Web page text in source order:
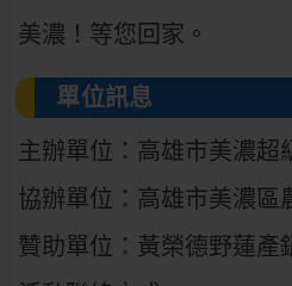
美濃！等您回家。
單位訊息
主辦單位：高雄市美濃超
協辦單位：高雄市美濃區
贊助單位：黃榮德野蓮產